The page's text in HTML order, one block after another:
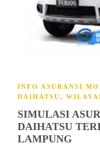
INFO ASURANSI
DAIHATSU,
SIMULASI
DAIHATSU
LAMPUNG